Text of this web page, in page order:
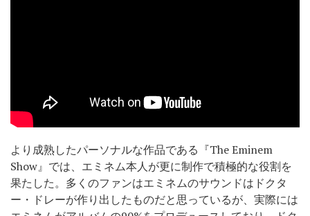
より成熟したパーソナルな作品である『The Eminem
Show』では、エミネム本人が更に制作で積極的な役割を
果たした。多くのファンはエミネムのサウンドはドクタ
ー・ドレーが作り出したものだと思っているが、実際には